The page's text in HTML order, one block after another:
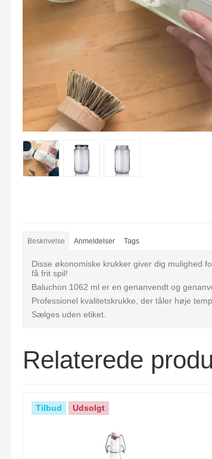
Beskrivelse Anmeldelser Tags
Disse økonomiske krukker giver dig mulighed
få frit spil!
Baluchon 1062 ml er en genanvendt og
Professionel kvalitetskrukke, der tåler høje
Sælges uden etiket.
Relaterede
Tilbud Udsolgt